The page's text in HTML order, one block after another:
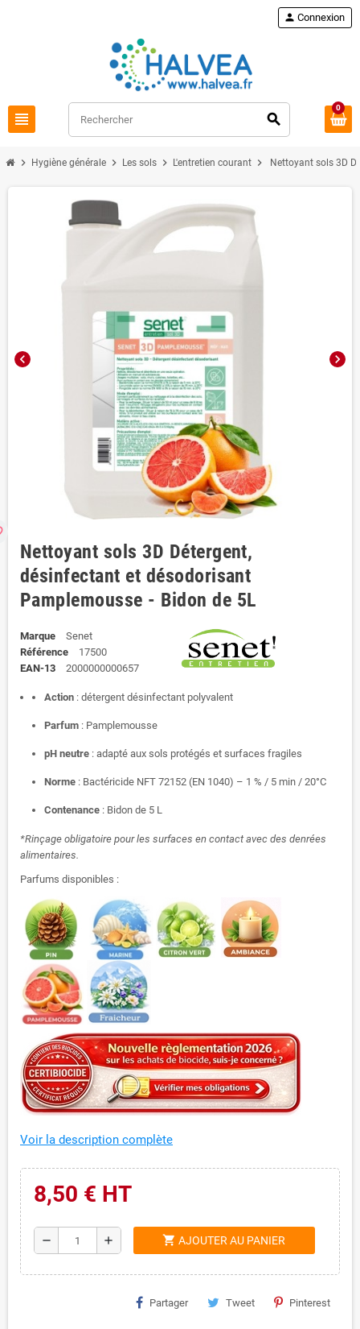
view_headline search
person Connexion
0
chevron_right Hygiène générale chevron_right Les sols chevron_right L'entretien courant chevron_right Nettoyant sols 3D
chevron_left chevron_right
Nettoyant sols 3D Détergent,
désinfectant et désodorisant
Pamplemousse - Bidon de 5L
Marque
Senet
Référence
17500
EAN-13
2000000000657
Action : détergent désinfectant polyvalent
Parfum : Pamplemousse
pH neutre : adapté aux sols protégés et surfaces fragiles
Norme : Bactéricide NFT 72152 (EN 1040) – 1 % / 5 min / 20°C
Contenance : Bidon de 5 L
*Rinçage obligatoire pour les surfaces en contact avec des denrées
alimentaires.
Parfums disponibles :
Voir la description complète
8,50 € HT
remove add shopping_cart AJOUTER AU PANIER
Partager Tweet Pinterest